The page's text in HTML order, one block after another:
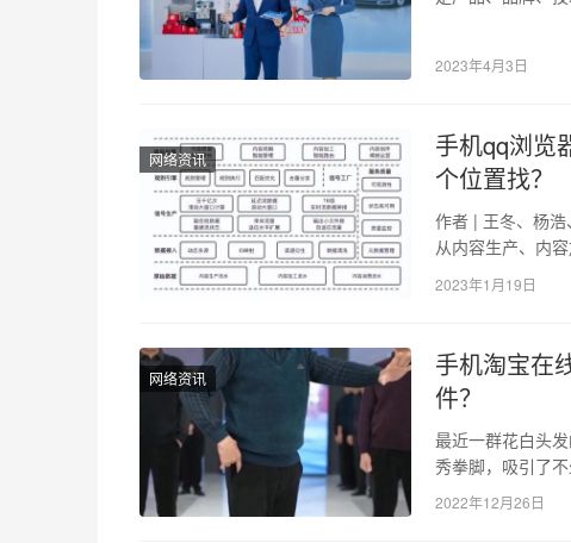
2023年4月3日
网络资讯
手机qq浏览
个位置找？
作者 | 王冬、杨
从内容生产、内
中，会产生大…
2023年1月19日
网络资讯
手机淘宝在
件？
最近一群花白头
秀拳脚，吸引了
1000%。 “云爸爸
2022年12月26日